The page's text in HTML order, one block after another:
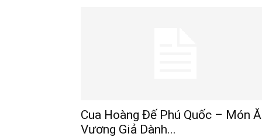
Cua Hoàng Đế Phú Quốc – Món
Vương Giả Dành...